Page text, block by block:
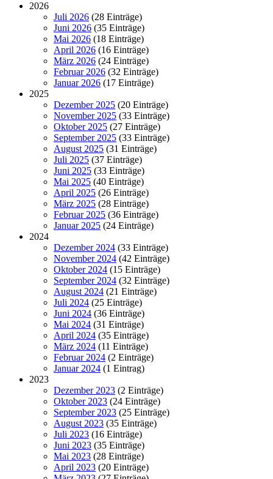
2026
Juli 2026 (28 Einträge)
Juni 2026 (35 Einträge)
Mai 2026 (18 Einträge)
April 2026 (16 Einträge)
März 2026 (24 Einträge)
Februar 2026 (32 Einträge)
Januar 2026 (17 Einträge)
2025
Dezember 2025 (20 Einträge)
November 2025 (33 Einträge)
Oktober 2025 (27 Einträge)
September 2025 (33 Einträge)
August 2025 (31 Einträge)
Juli 2025 (37 Einträge)
Juni 2025 (33 Einträge)
Mai 2025 (40 Einträge)
April 2025 (26 Einträge)
März 2025 (28 Einträge)
Februar 2025 (36 Einträge)
Januar 2025 (24 Einträge)
2024
Dezember 2024 (33 Einträge)
November 2024 (42 Einträge)
Oktober 2024 (15 Einträge)
September 2024 (32 Einträge)
August 2024 (21 Einträge)
Juli 2024 (25 Einträge)
Juni 2024 (36 Einträge)
Mai 2024 (31 Einträge)
April 2024 (35 Einträge)
März 2024 (11 Einträge)
Februar 2024 (2 Einträge)
Januar 2024 (1 Eintrag)
2023
Dezember 2023 (2 Einträge)
Oktober 2023 (24 Einträge)
September 2023 (25 Einträge)
August 2023 (35 Einträge)
Juli 2023 (16 Einträge)
Juni 2023 (35 Einträge)
Mai 2023 (28 Einträge)
April 2023 (20 Einträge)